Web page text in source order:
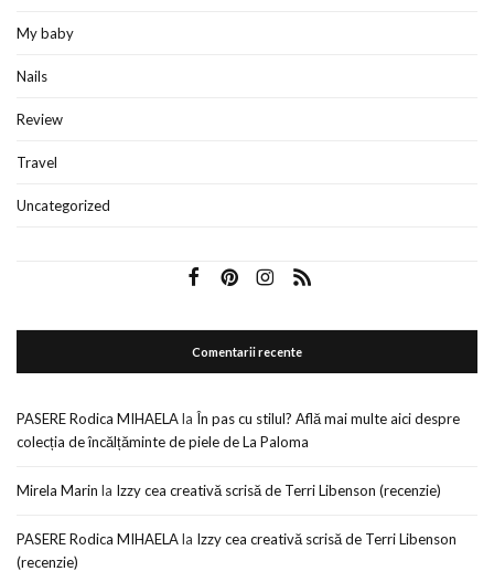
My baby
Nails
Review
Travel
Uncategorized
Comentarii recente
PASERE Rodica MIHAELAla În pas cu stilul? Află mai multe aici despre
colecția de încălțăminte de piele de La Paloma
Mirela Marin la Izzy cea creativă scrisă de Terri Libenson (recenzie)
PASERE Rodica MIHAELAla Izzy cea creativă scrisă de Terri Libenson
(recenzie)